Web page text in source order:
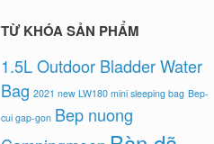
TỪ KHÓA SẢN PHẨM
1.5L Outdoor Bladder Water
Bag 2021 new LW180 mini sleeping bag Bep-
cui gap-gon Bep nuong